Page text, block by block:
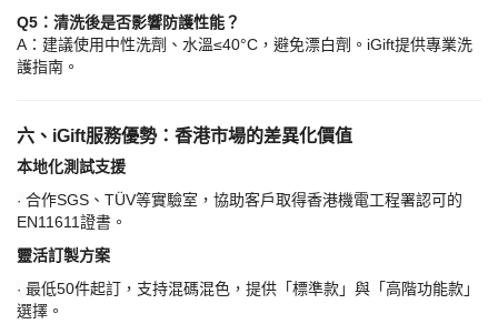
Q5：清洗後是否影響防護性能？
A：建議使用中性洗劑、水溫≤40°C，避免漂白劑。iGift提供專業洗
護指南。
六、 iGift服務優勢：香港市場的差異化價值
本地化測試支援
· 合作SGS、TÜV等實驗室，協助客戶取得香港機電工程署認可的
EN11611證書。
靈活訂製方案
· 最低50件起訂，支持混碼混色，提供「標準款」與「高階功能款」
選擇。